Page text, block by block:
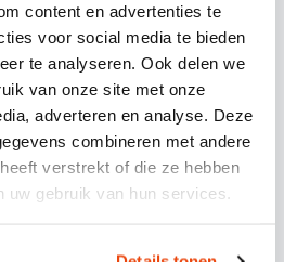
content en advertenties te
voor social media te bieden
te analyseren. Ook delen we
van onze site met onze
adverteren en analyse. Deze
combineren met andere
verstrekt of die ze hebben
uw gebruik van hun services.
om buslocaties en
te houden
over opstapplaatsen,
wijzigingen
voor directe
tussen chauffeurs,